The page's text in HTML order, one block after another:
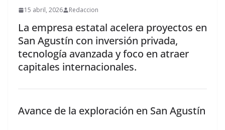
15 abril, 2026 Redaccion
La empresa estatal acelera proyectos en
San Agustín con inversión privada,
tecnología avanzada y foco en atraer
capitales internacionales.
Avance de la exploración en San Agustín